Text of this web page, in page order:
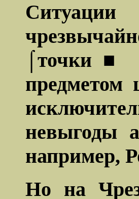
⌠точки■
предметом
невыгоды
например,
Но на